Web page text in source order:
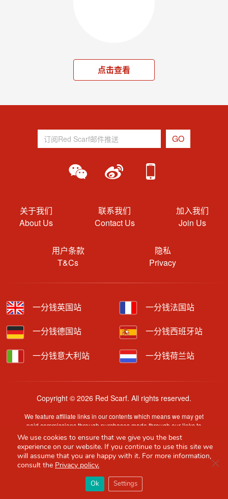
你必备的英国指南
点击查看
关于我们
About Us
联系我们
Contact Us
加入我们
Join Us
用户条款
T&Cs
隐私
Privacy
一分钱英国站 一分钱法国站
一分钱德国站 一分钱西班牙站
一分钱意大利站 一分钱荷兰站
Copyright © 2026 Red Scarf. All rights reserved.
We feature affiliate links in our contents which means we may get
paid commissions through purchases made through our links to
retailer sites.
Content is provided by users, brands or merchants. Some
information may have been generated by AI and is provided for
guidance only. Accuracy and availability may change without prior
We use cookies to ensure that we give you the best
experience on our website. If you continue to use this site we
will assume that you are happy with it. For more information,
consult the Privacy policy.
Ok Settings